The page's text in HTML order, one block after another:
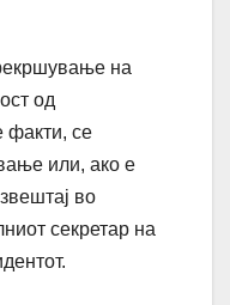
на
од
факти, се
или, ако е
во
секретар на